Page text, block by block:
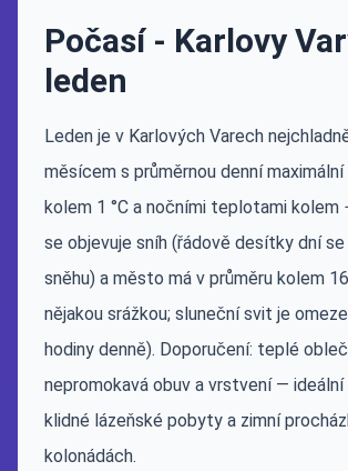
Počasí - Karlovy
leden
Leden je v Karlových Varech
měsícem s průměrnou denní
kolem 1 °C a nočními teplotami kolem
se objevuje sníh (řádově desítky dní se
sněhu) a město má v průměru kolem
nějakou srážkou; sluneční svit je
hodiny denně). Doporučení: teplé
nepromokavá obuv a vrstvení — ideální
klidné lázeňské pobyty a zimní
kolonádách.